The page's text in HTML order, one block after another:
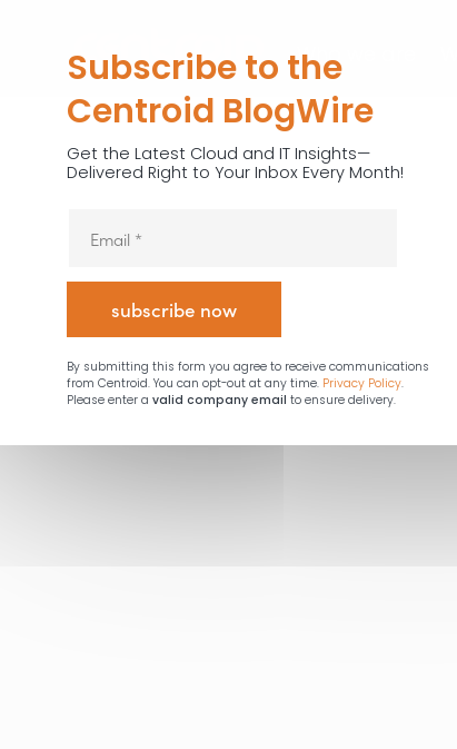
Who we are
Subscribe to the
Centroid BlogWire
Get the Latest Cloud and IT Insights—
Delivered Right to Your Inbox Every Month!
By submitting this form you agree to receive communications
from Centroid. You can opt-out at any time. Privacy Policy.
Please enter a valid company email to ensure delivery.